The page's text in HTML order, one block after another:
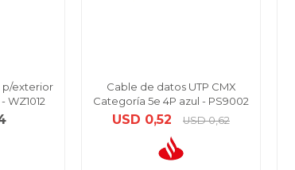
p/exterior
WZ1012
Cable de datos UTP CMX
Categoría 5e 4P azul - PS9002
USD 0,52 USD 0,62